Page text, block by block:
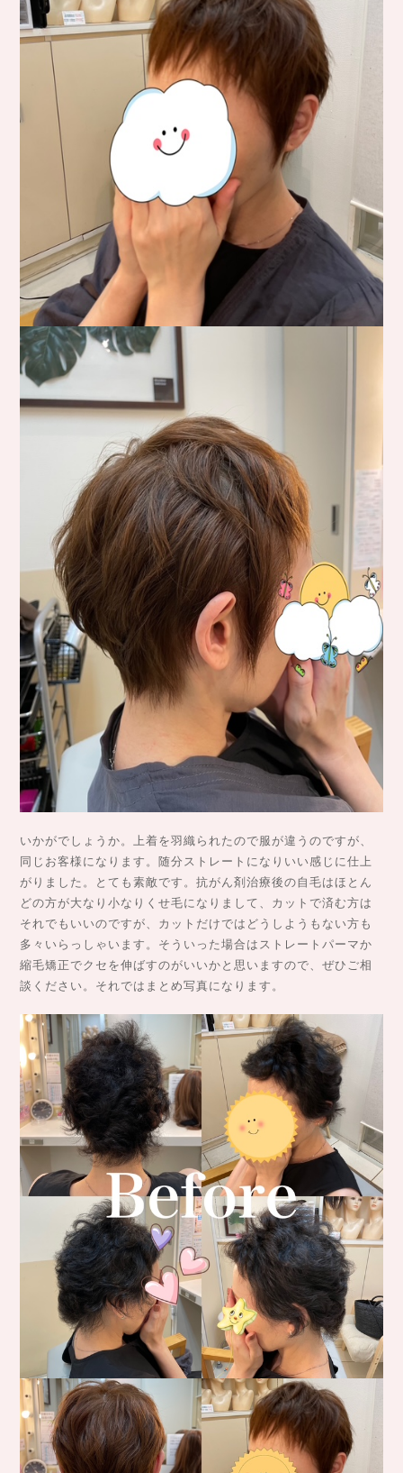
いかがでしょうか。上着を羽織られたので服が違うのですが、
同じお客様になります。随分ストレートになりいい感じに仕上
がりました。とても素敵です。抗がん剤治療後の自毛はほとん
どの方が大なり小なりくせ毛になりまして、カットで済む方は
それでもいいのですが、カットだけではどうしようもない方も
多々いらっしゃいます。そういった場合はストレートパーマか
縮毛矯正でクセを伸ばすのがいいかと思いますので、ぜひご相
談ください。それではまとめ写真になります。